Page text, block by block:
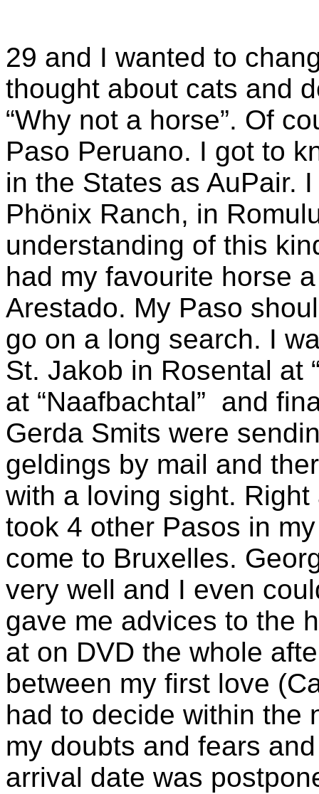
29 and I wanted to
thought about cats and
“Why not a horse”. Of
Paso Peruano. I got to
in the States as AuPair.
Phönix Ranch, in
understanding of this
had my favourite horse
Arestado. My Paso
go on a long search. I
St. Jakob in Rosental at
at “Naafbachtal” and
Gerda Smits were
geldings by mail and
with a loving sight.
took 4 other Pasos in
come to Bruxelles.
very well and I even
gave me advices to the
at on DVD the whole
between my first love
had to decide within the
my doubts and fears
arrival date was